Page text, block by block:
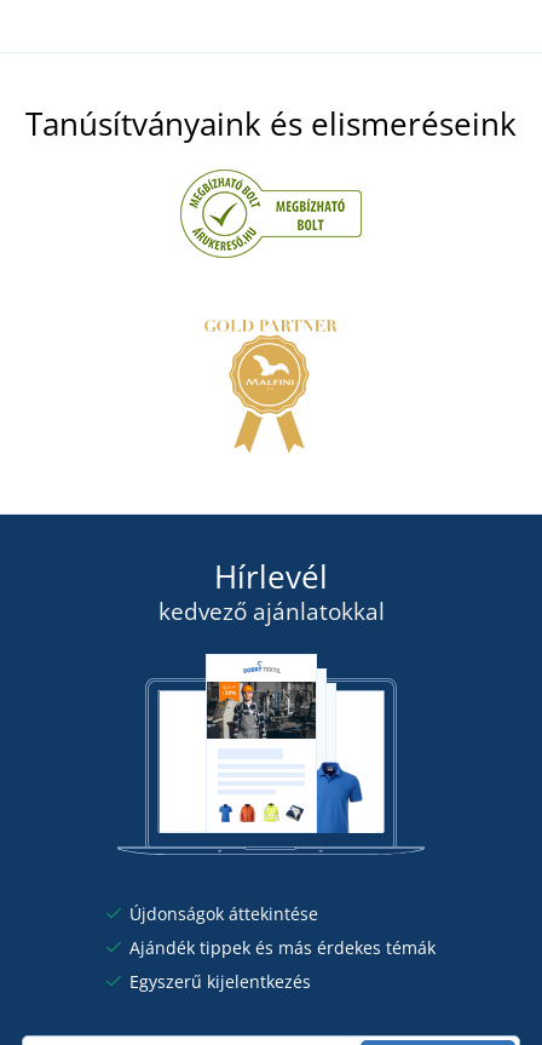
Tanúsítványaink és elismeréseink
Hírlevél
kedvező ajánlatokkal
Újdonságok áttekintése
Ajándék tippek és más érdekes témák
Egyszerű kijelentkezés